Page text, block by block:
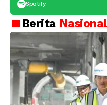
Spotify
Berita Nasional